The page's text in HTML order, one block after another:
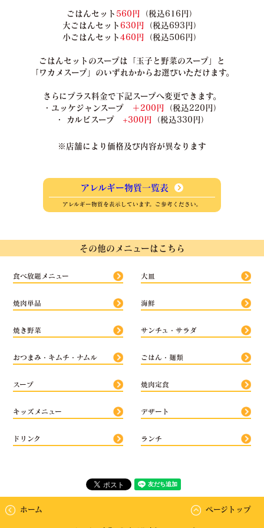
ごはんセット 560円 （税込616円）
大ごはんセット 630円 （税込693円）
小ごはんセット460円 （税込506円）
ごはんセットのスープは「玉子と野菜のスープ」と
「ワカメスープ」のいずれかからお選びいただけます。
さらにプラス料金で下記スープへ変更できます。
・ユッケジャンスープ
＋200円 （税込220円）
・ カルビスープ+300円 （税込330円）
※店舗により価格及び内容が異なります
アレルギー物質一覧表
アレルギー物質を表示しています。ご参考ください。
その他のメニューはこちら
食べ放題メニュー 大皿
焼肉単品 海鮮
焼き野菜 サンチュ・サラダ
おつまみ・キムチ・ナムル ごはん・麺類
スープ 焼肉定食
キッズメニュー デザート
ドリンク ランチ
ホーム ページトップ